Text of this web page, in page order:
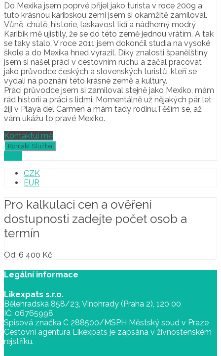
Do Mexika jsem poprvé přijel jako turista v roce 2009 a
tuto krásnou karibskou zemi jsem si okamžitě zamiloval.
Vůně, chutě, historie, laskavost lidí a nádherný modrý
Karibik mě ujistily, že se do této země jednou vrátím. A tak
se taky stalo. V roce 2011 jsem dokončil studia na vysoké
škole a do Mexika hned vyrazil. Díky znalosti španělštiny
jsem si našel práci v cestovním ruchu a začal pracovat
jako průvodce českých a slovenských turistů, kteří se
vydali na poznání této krásné země a kultury.
Práci průvodce jsem si zamiloval stejně jako Mexiko, mám
rád historii a práci s lidmi. Momentálně už nějakých pár let
žiji v Playa del Carmen a mám tady rodinu.Těším se, až
vám ukážu to pravé Mexiko.
Kontaktuj mě
CZK
EUR
Pro kalkulaci cen a ověření
dostupnosti zadejte počet osob a
termín
Od: 6 400 Kč
Legální informace
Likexpats s.r.o.
Bělehradská 858/23, Vinohrady (Praha 2), 120 00
IČ: 06765998
Spisová značka C 288500/MSPH Městský soud v Praze
Cestovní agentura Likexpats je zapsána v živnostenském
rejstříku.